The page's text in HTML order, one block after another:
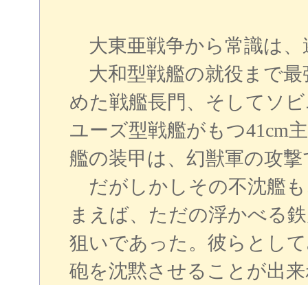
大東亜戦争から常識は
大和型戦艦の就役まで最
めた戦艦長門、そしてソ
ユーズ型戦艦がもつ41cm
艦の装甲は、幻獣軍の攻
だがしかしその不沈艦
まえば、ただの浮かべる
狙いであった。彼らとし
砲を沈黙させることが出